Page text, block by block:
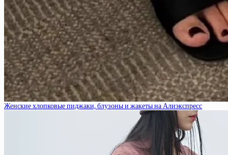
Женские хлопковые пиджаки, блузоны и жакеты на Алиэкспресс